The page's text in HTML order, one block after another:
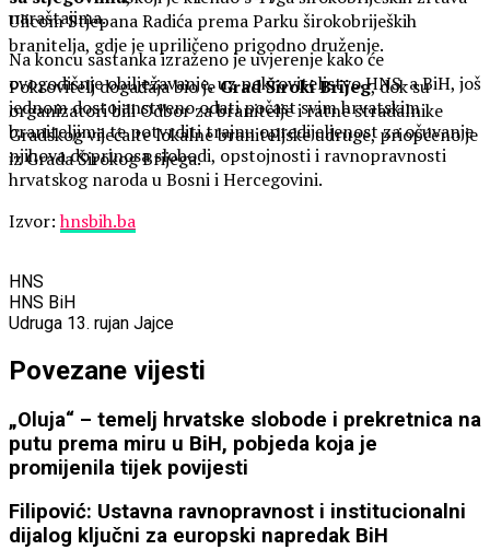
Ulicom Stjepana Radića prema Parku širokobrijeških
branitelja, gdje je upriličeno prigodno druženje.
Pokrovitelj događaja bio jeGrad Široki Brijeg, dok su
organizatori bili Odbor za branitelje i ratne stradalnike
Gradskog vijeća te lokalne braniteljske udruge, priopćeno je
iz Grada Širokog Brijega.
naraštajima.
Na koncu sastanka izraženo je uvjerenje kako će
ovogodišnje obilježavanje, uz pokroviteljstvo HNS-a BiH, još
jednom dostojanstveno odati počast svim hrvatskim
braniteljima te potvrditi trajnu opredijeljenost za očuvanje
njihova doprinosa slobodi, opstojnosti i ravnopravnosti
hrvatskog naroda u Bosni i Hercegovini.
Izvor:hnsbih.ba
HNS
HNS BiH
Udruga 13. rujan Jajce
Povezane vijesti
„Oluja“ – temelj hrvatske slobode i prekretnica na
putu prema miru u BiH, pobjeda koja je
promijenila tijek povijesti
Filipović: Ustavna ravnopravnost i institucionalni
dijalog ključni za europski napredak BiH